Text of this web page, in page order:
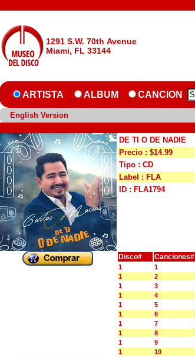
1291 S.W. 70th Avenue
Miami, FL 33144
ARTISTA ALBUM CANCION
English Version
DE TI O DE NADIE
Precio : $14.99
Tipo : CD
Label : FLA
ID : FLA1794
Disco# Canciones#
1 1
1
2
1
3
1
4
1
5
1
6
1
7
1
8
1
9
1
10